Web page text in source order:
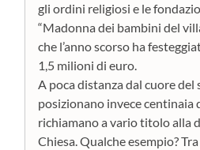
gli ordini religiosi e le
“Madonna dei bambini del
che l’anno scorso ha
1,5 milioni di euro.
A poca distanza dal cuore del
posizionano invece centinaia
richiamano a vario titolo alla
Chiesa. Qualche esempio?